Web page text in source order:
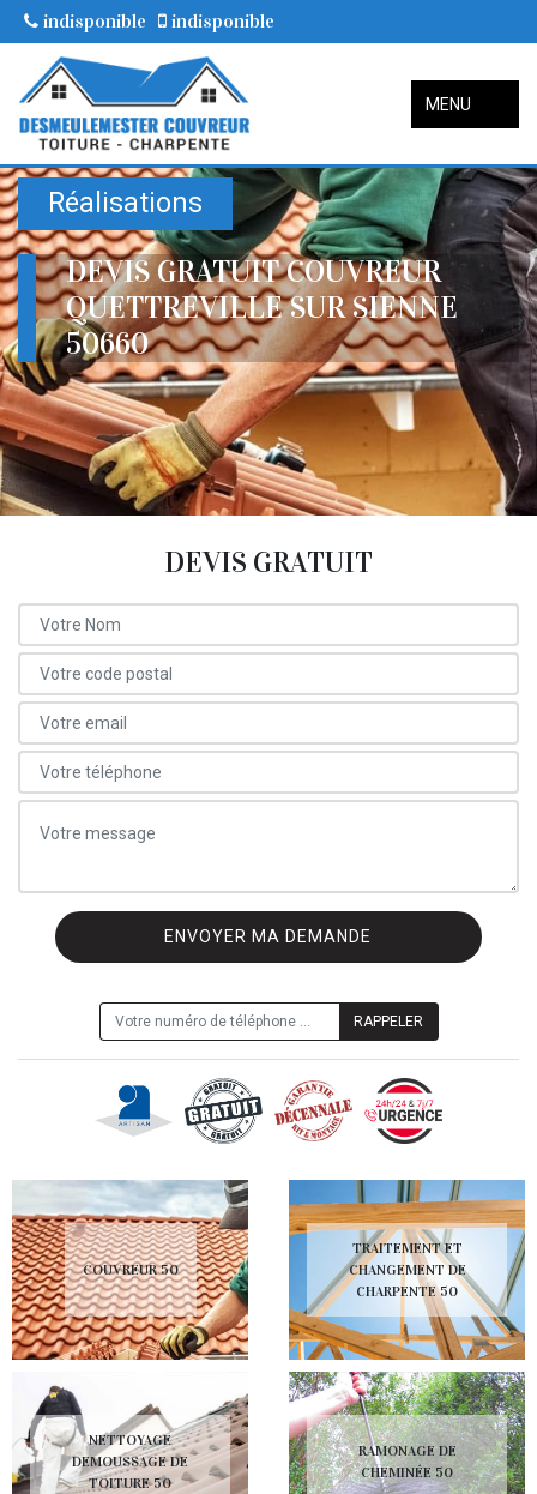
indisponible indisponible
MENU
Réalisations
DEVIS GRATUIT COUVREUR
QUETTREVILLE SUR SIENNE
50660
DEVIS GRATUIT
COUVREUR 50
NETTOYAGE
DEMOUSSAGE DE
TOITURE 50
TRAITEMENT ET
CHANGEMENT DE
CHARPENTE 50
RAMONAGE DE
CHEMINÉE 50